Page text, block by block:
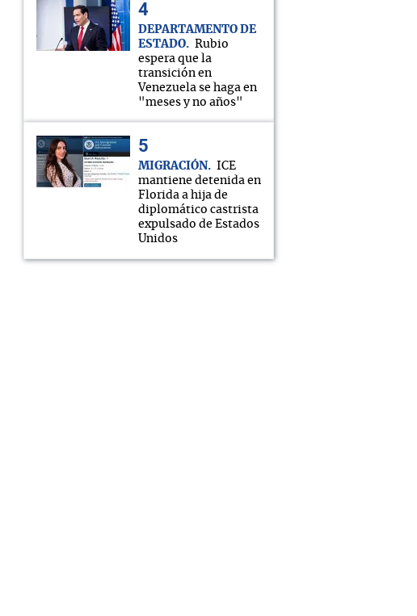
DEPARTAMENTO DE
ESTADO
Rubio
espera que la
transición en
Venezuela se haga en
"meses y no años"
MIGRACIÓN
ICE
mantiene detenida en
Florida a hija de
diplomático castrista
expulsado de Estados
Unidos